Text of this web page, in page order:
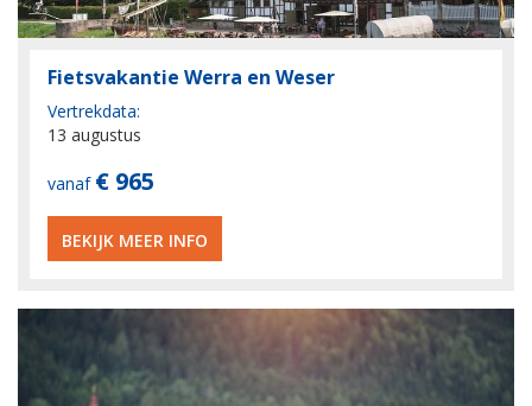
Fietsvakantie Werra en Weser
Vertrekdata:
13 augustus
vanaf € 965
BEKIJK MEER INFO